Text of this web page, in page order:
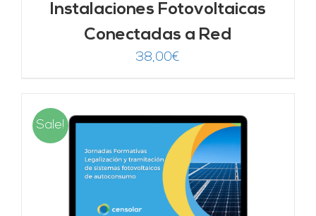
Instalaciones Fotovoltaicas
Conectadas a Red
38,00€
Sale!